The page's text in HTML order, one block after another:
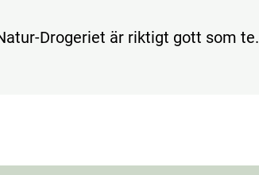
Drogeriet är riktigt gott som te.